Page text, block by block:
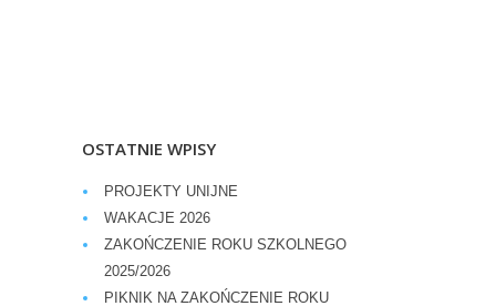
OSTATNIE WPISY
PROJEKTY UNIJNE
WAKACJE 2026
ZAKOŃCZENIE ROKU SZKOLNEGO
2025/2026
PIKNIK NA ZAKOŃCZENIE ROKU